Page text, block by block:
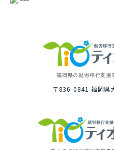
福岡県の就労移⾏⽀援
〒836-0841 福岡県